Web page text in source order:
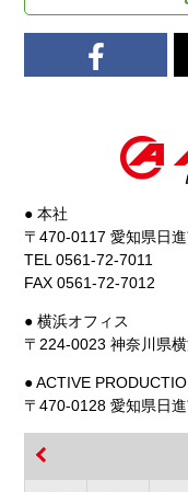
● 本社
〒470-0117 愛知県日
TEL 0561-72-7011
FAX 0561-72-7012
● 横浜オフィス
〒224-0023 神奈川県
● ACTIVE
〒470-0128 愛知県日